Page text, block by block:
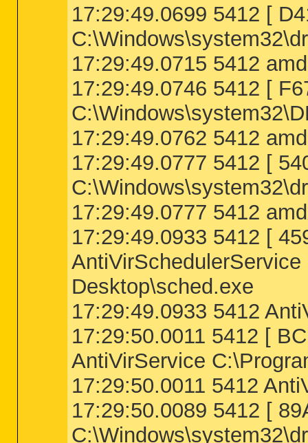
[2011.08.19 16:45:49 | 000,000,000 |
[2011.06.30 16:27:34 | 000,000,000 |
[2012.11.10 22:26:12 | 000,000,000 |
========== Purity Check ==========
========== Alternate Data Streams
@Alternate Data Stream - 143 bytes ->
@Alternate Data Stream - 126 bytes ->
< End of report >
17:29:49.0699 5412 [
17:29:49.0715 5412
17:29:49.0746 5412 [
17:29:49.0762 5412
17:29:49.0777 5412 [
17:29:49.0777 5412
17:29:49.0933 5412 [
Desktop\sched.exe
17:29:49.0933 5412
17:29:50.0011 5412 [
AntiVirService
17:29:50.0011 5412
17:29:50.0089 5412 [